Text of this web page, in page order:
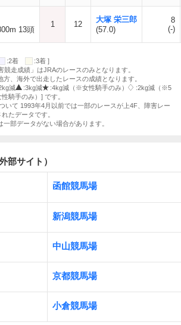
13頭
1 12
大塚 栄三郎
(57.0)
8
(-)
:2着
:3着 ]
走成績」はJRAのレースのみとなります。
、海外で出走したレースの成績となります。
減 :3kg減 :4kg減（※女性騎手のみ）
:2kg減（※5
騎手のみ）] です。
いて 1993年4月以前では一部のレースが上4F、障害レー
たデータです。
部データがない場合があります。
部サイト）
函館競馬場
新潟競馬場
中山競馬場
京都競馬場
小倉競馬場